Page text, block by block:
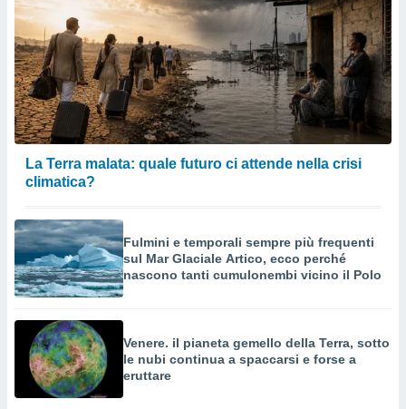
La Terra malata: quale futuro ci attende nella crisi
climatica?
Fulmini e temporali sempre più frequenti
sul Mar Glaciale Artico, ecco perché
nascono tanti cumulonembi vicino il Polo
Venere. il pianeta gemello della Terra, sotto
le nubi continua a spaccarsi e forse a
eruttare